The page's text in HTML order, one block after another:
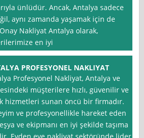
ünlüdür. Ancak, Antalya sadece
aynı zamanda yaşamak için de
Nakliyat Antalya olarak,
en iyi
PROFESYONEL NAKLIYAT
Profesyonel Nakliyat, Antalya ve
müşterilere hızlı, güvenilir ve
hizmetleri sunan öncü bir firmadır.
ve profesyonellikle hareket eden
ve ekipmanı en iyi şekilde taşıma